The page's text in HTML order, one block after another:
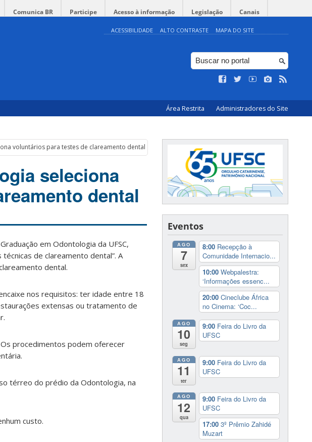
Comunica BR Participe Acesso à informação Legislação Canais
ACESSIBILIDADE ALTO CONTRASTE MAPA DO SITE
Área Restrita Administradores do Site
voluntários para testes de clareamento dental
seleciona
dental
em Odontologia da UFSC,
de clareamento dental”. A
dental.
nos requisitos: ter idade entre 18
extensas ou tratamento de
procedimentos podem oferecer
térreo do prédio da Odontologia, na
custo.
Eventos
AGO
7
sex
8:00 Recepção à
Comunidade Internacio...
10:00 Webpalestra:
‘Informações essenc...
20:00 Cineclube África
no Cinema: ‘Coc...
AGO
10
seg
9:00 Feira do Livro da
UFSC
AGO
11
ter
9:00 Feira do Livro da
UFSC
AGO
12
qua
9:00 Feira do Livro da
UFSC
17:00 3º Prêmio Zahidé
Muzart